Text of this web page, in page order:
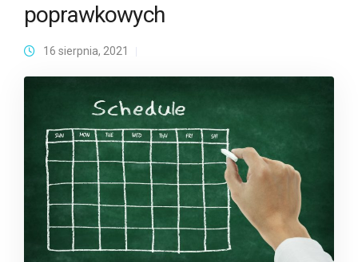
poprawkowych
16 sierpnia, 2021